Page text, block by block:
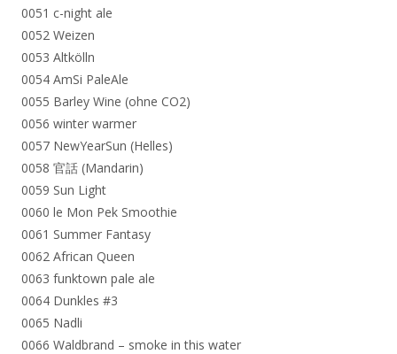
0051 c-night ale
0052 Weizen
0053 Altkölln
0054 AmSi PaleAle
0055 Barley Wine (ohne CO2)
0056 winter warmer
0057 NewYearSun (Helles)
0058 官話 (Mandarin)
0059 Sun Light
0060 le Mon Pek Smoothie
0061 Summer Fantasy
0062 African Queen
0063 funktown pale ale
0064 Dunkles #3
0065 Nadli
0066 Waldbrand – smoke in this water